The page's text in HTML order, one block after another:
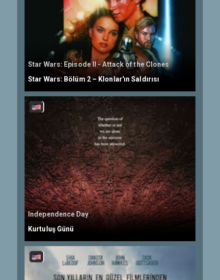
Star Wars: Episode II - Attack of the Clones
Star Wars: Bölüm 2 – Klonlar'ın Saldırısı
Independence Day
Kurtuluş Günü